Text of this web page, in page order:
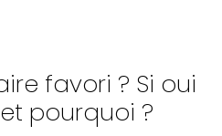
favori ? Si oui
pourquoi ?